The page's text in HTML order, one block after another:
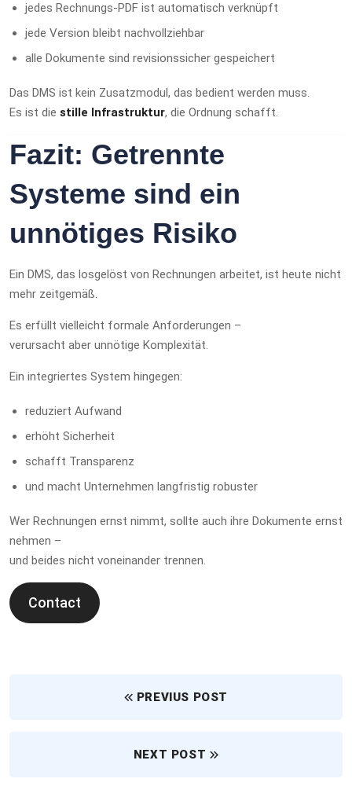
jedes Rechnungs-PDF ist automatisch verknüpft
jede Version bleibt nachvollziehbar
alle Dokumente sind revisionssicher gespeichert
Das DMS ist kein Zusatzmodul, das bedient werden muss.
Es ist die stille Infrastruktur, die Ordnung schafft.
Fazit: Getrennte
Systeme sind ein
unnötiges Risiko
Ein DMS, das losgelöst von Rechnungen arbeitet, ist heute nicht
mehr zeitgemäß.
Es erfüllt vielleicht formale Anforderungen –
verursacht aber unnötige Komplexität.
Ein integriertes System hingegen:
reduziert Aufwand
erhöht Sicherheit
schafft Transparenz
und macht Unternehmen langfristig robuster
Wer Rechnungen ernst nimmt, sollte auch ihre Dokumente ernst
nehmen –
und beides nicht voneinander trennen.
Contact
PREVIUS POST
NEXT POST